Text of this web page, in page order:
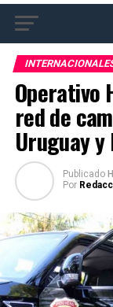
Operativo
red de
Uruguay
Publicado
Por